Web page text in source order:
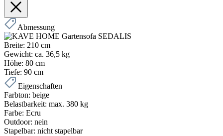
Abmessung
Breite: 210 cm
Gewicht: ca. 36,5 kg
Höhe: 80 cm
Tiefe: 90 cm
Eigenschaften
Farbton: beige
Belastbarkeit: max. 380 kg
Farbe: Ecru
Outdoor: nein
Stapelbar: nicht stapelbar